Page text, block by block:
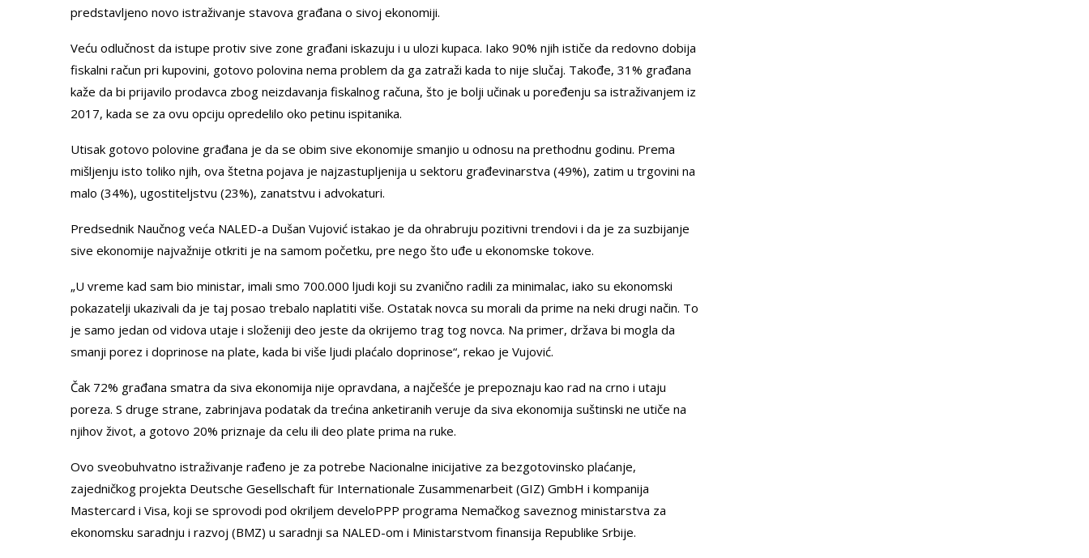
predstavljeno novo istraživanje stavova građana o sivoj ekonomiji.
Veću odlučnost da istupe protiv sive zone građani iskazuju i u ulozi kupaca. Iako 90% njih ističe da redovno dobija
fiskalni račun pri kupovini, gotovo polovina nema problem da ga zatraži kada to nije slučaj. Takođe, 31% građana
kaže da bi prijavilo prodavca zbog neizdavanja fiskalnog računa, što je bolji učinak u poređenju sa istraživanjem iz
2017, kada se za ovu opciju opredelilo oko petinu ispitanika.
Utisak gotovo polovine građana je da se obim sive ekonomije smanjio u odnosu na prethodnu godinu. Prema
mišljenju isto toliko njih, ova štetna pojava je najzastupljenija u sektoru građevinarstva (49%), zatim u trgovini na
malo (34%), ugostiteljstvu (23%), zanatstvu i advokaturi.
Predsednik Naučnog veća NALED-a Dušan Vujović istakao je da ohrabruju pozitivni trendovi i da je za suzbijanje
sive ekonomije najvažnije otkriti je na samom početku, pre nego što uđe u ekonomske tokove.
„U vreme kad sam bio ministar, imali smo 700.000 ljudi koji su zvanično radili za minimalac, iako su ekonomski
pokazatelji ukazivali da je taj posao trebalo naplatiti više. Ostatak novca su morali da prime na neki drugi način. To
je samo jedan od vidova utaje i složeniji deo jeste da okrijemo trag tog novca. Na primer, država bi mogla da
smanji porez i doprinose na plate, kada bi više ljudi plaćalo doprinose“, rekao je Vujović.
Čak 72% građana smatra da siva ekonomija nije opravdana, a najčešće je prepoznaju kao rad na crno i utaju
poreza. S druge strane, zabrinjava podatak da trećina anketiranih veruje da siva ekonomija suštinski ne utiče na
njihov život, a gotovo 20% priznaje da celu ili deo plate prima na ruke.
Ovo sveobuhvatno istraživanje rađeno je za potrebe Nacionalne inicijative za bezgotovinsko plaćanje,
zajedničkog projekta Deutsche Gesellschaft für Internationale Zusammenarbeit (GIZ) GmbH i kompanija
Mastercard i Visa, koji se sprovodi pod okriljem develoPPP programa Nemačkog saveznog ministarstva za
ekonomsku saradnju i razvoj (BMZ) u saradnji sa NALED-om i Ministarstvom finansija Republike Srbije.